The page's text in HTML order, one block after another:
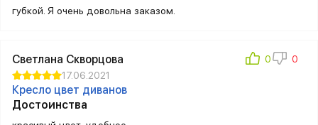
губкой. Я очень довольна заказом.
Светлана Скворцова
17.06.2021
Кресло цвет диванов
Достоинства